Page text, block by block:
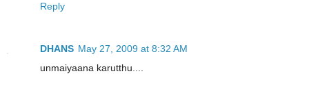
Reply
DHANS May 27, 2009 at 8:32 AM
unmaiyaana karutthu....